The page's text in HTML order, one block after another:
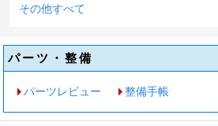
その他すべて
パーツ・整備
パーツレビュー 整備手帳